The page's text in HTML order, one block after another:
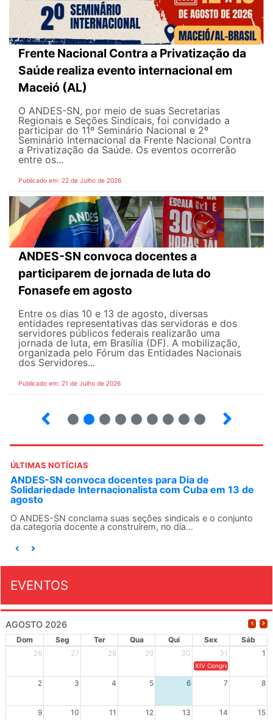
Frente Nacional Contra a Privatização da
Saúde realiza evento internacional em
Maceió (AL)
O ANDES-SN, por meio de suas Secretarias
Regionais e Seções Sindicais, foi convidado a
participar do 11º Seminário Nacional e 2º
Seminário Internacional da Frente Nacional Contra
a Privatização da Saúde. Os eventos ocorrerão
entre os...
Publicado em: 22 de Julho de 2026
ANDES-SN convoca docentes a
participarem de jornada de luta do
Fonasefe em agosto
Entre os dias 10 e 13 de agosto, diversas
entidades representativas das servidoras e dos
servidores públicos federais realizarão uma
jornada de luta, em Brasília (DF). A mobilização,
organizada pelo Fórum das Entidades Nacionais
dos Servidores...
Publicado em: 21 de Julho de 2026
ÚLTIMAS NOTÍCIAS
ANDES-SN convoca docentes para Dia de
Solidariedade Internacionalista com Cuba em 13 de
agosto
O ANDES-SN conclama suas seções sindicais e o conjunto
da categoria docente a construírem, no dia...
EVENTOS
AGOSTO 2026
Dom Seg Ter Qua Qui Sex
Sáb
26
27 28 29 30 31 1
XIV Congresso Brasileiro
2 3 4 5 6 7 8
9 10 11 12 13 14 15